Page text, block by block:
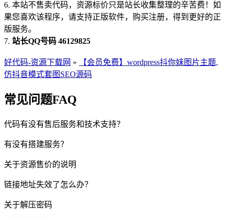
6. 本站不售卖代码，资源标价只是站长收集整理的辛苦费！如
果您喜欢该程序，请支持正版软件，购买注册，得到更好的正
版服务。
7. 站长QQ号码 46129825
好代码-资源下载网 »
【会员免费】wordpress抖你妹图片主题,
仿抖音模式套图SEO源码
常见问题FAQ
代码有没有售后服务和技术支持？
有没有搭建服务？
关于资源售价的说明
链接地址失效了怎么办？
关于解压密码